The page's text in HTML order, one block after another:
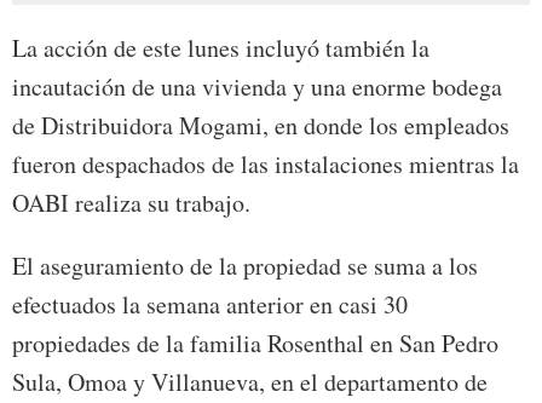
La acción de este lunes incluyó también la
incautación de una vivienda y una enorme bodega
de Distribuidora Mogami, en donde los empleados
fueron despachados de las instalaciones mientras la
OABI realiza su trabajo.
El aseguramiento de la propiedad se suma a los
efectuados la semana anterior en casi 30
propiedades de la familia Rosenthal en San Pedro
Sula, Omoa y Villanueva, en el departamento de